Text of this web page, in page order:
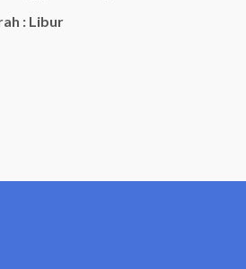
: Libur